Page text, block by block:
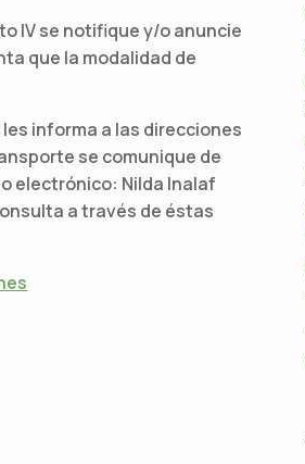
IV se notifique y/o anuncie
que la modalidad de
informa a las direcciones
se comunique de
electrónico: Nilda Inalaf
a través de éstas